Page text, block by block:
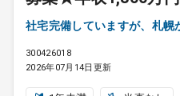
社宅完備していますが、札
300426018
2026年07月14日更新